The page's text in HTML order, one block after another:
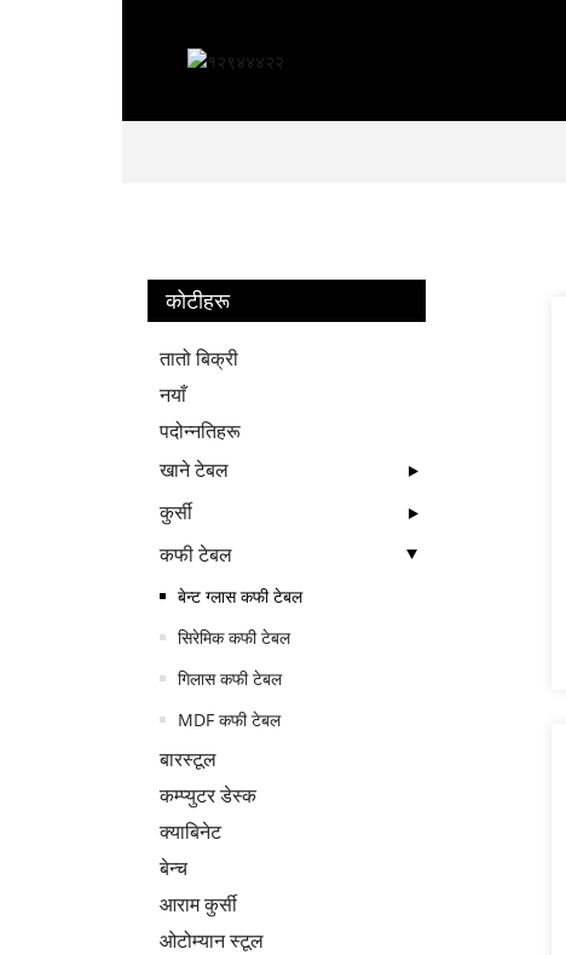
कोटीहरू
तातो बिक्री
नयाँ
पदोन्नतिहरू
खाने टेबल
कुर्सी
कफी टेबल
बेन्ट ग्लास कफी टेबल
सिरेमिक कफी टेबल
गिलास कफी टेबल
MDF कफी टेबल
बारस्टूल
कम्प्युटर डेस्क
क्याबिनेट
बेन्च
आराम कुर्सी
ओटोम्यान स्टूल